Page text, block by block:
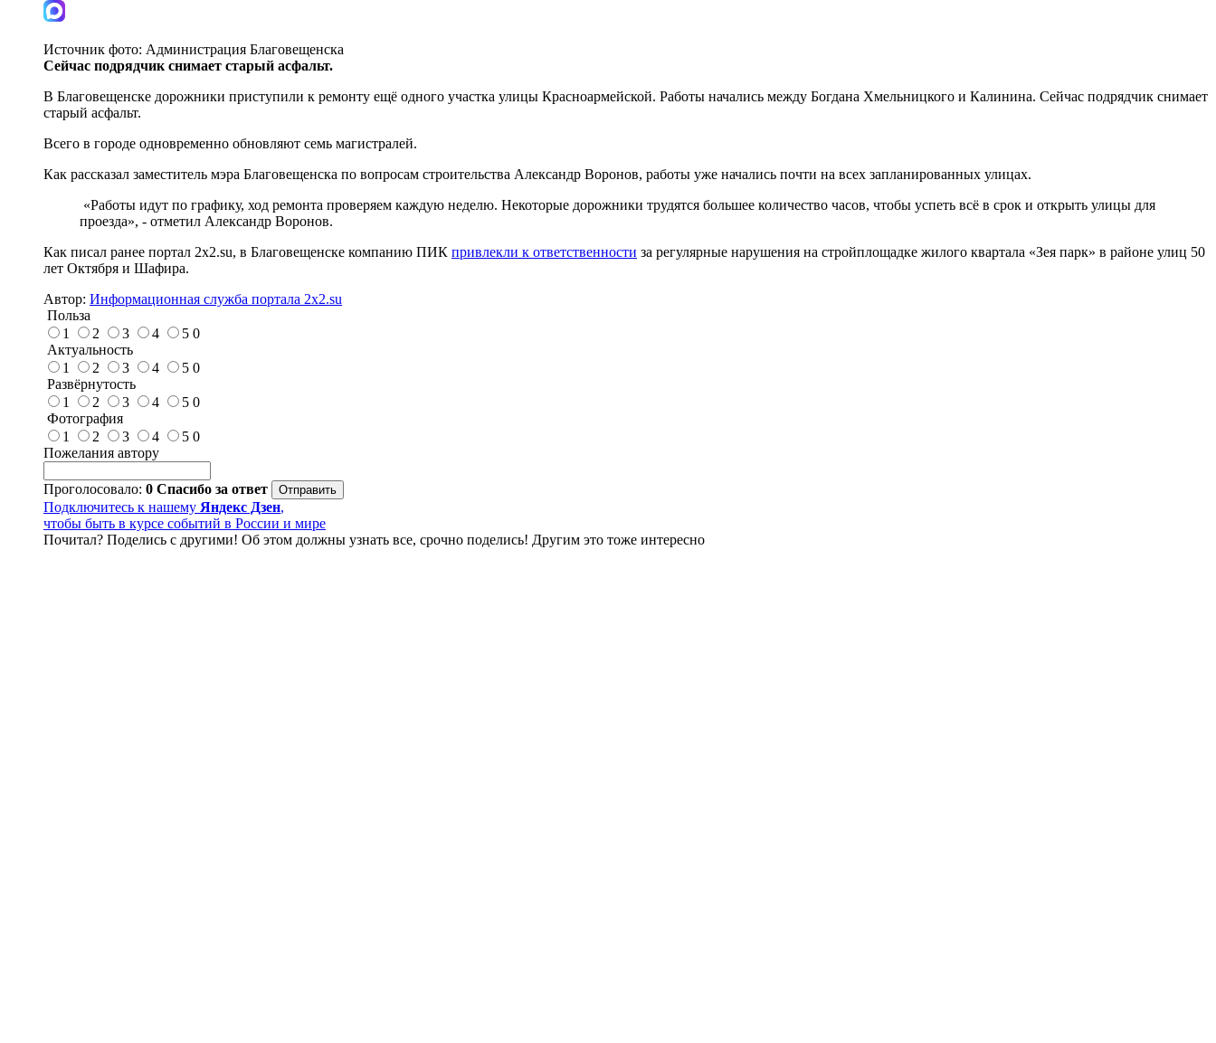
Источник фото: Администрация Благовещенска
Сейчас подрядчик снимает старый асфальт.
В Благовещенске дорожники приступили к ремонту ещё одного участка улицы Красноармейской. Работы начались между Богдана Хмельницкого и Калинина. Сейчас подрядчик снимает
старый асфальт.
Всего в городе одновременно обновляют семь магистралей.
Как рассказал заместитель мэра Благовещенска по вопросам строительства Александр Воронов, работы уже начались почти на всех запланированных улицах.
«Работы идут по графику, ход ремонта проверяем каждую неделю. Некоторые дорожники трудятся большее количество часов, чтобы успеть всё в срок и открыть улицы для
проезда», - отметил Александр Воронов.
Как писал ранее портал 2х2.su, в Благовещенске компанию ПИК привлекли к ответственности за регулярные нарушения на стройплощадке жилого квартала «Зея парк» в районе улиц 50
лет Октября и Шафира.
Автор: Информационная служба портала 2x2.su
Польза
1
2 3 4 5 0
Актуальность
1
2 3 4 5 0
Развёрнутость
1
2 3 4 5 0
Фотография
1
2 3 4 5 0
Пожелания автору
Проголосовало: 0 Спасибо за ответ
Подключитесь к нашему Яндекс Дзен,
чтобы быть в курсе событий в России и мире
Почитал? Поделись с другими! Об этом должны узнать все, срочно поделись! Другим это тоже интересно